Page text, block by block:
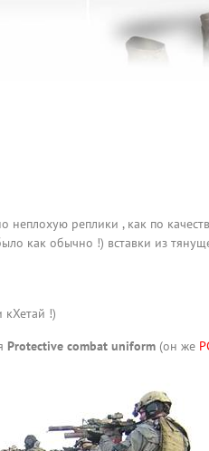
неплохую реплики , как по
как обычно !) вставки из
кХетай !)
Protective combat uniform (он же